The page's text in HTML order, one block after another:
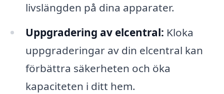
livslängden på dina apparater.
Uppgradering av elcentral: Kloka
uppgraderingar av din elcentral kan
förbättra säkerheten och öka
kapaciteten i ditt hem.